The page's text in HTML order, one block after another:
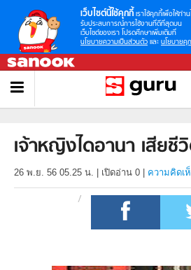
เว็บไซต์นี้ใช้คุกกี้ เราใช้คุกกี้เพื่อให้ท่าน
รับประสบการณ์การใช้งานที่ดีที่สุดบน
เว็บไซต์ของเรา โปรดศึกษาเพิ่มเติมที่
นโยบายความเป็นส่วนตัว และ นโยบายคุ
เจ้าหญิงไดอานา เสีย
26 พ.ย. 56 05.25 น. เปิดอ่าน 0 ความคิดเ